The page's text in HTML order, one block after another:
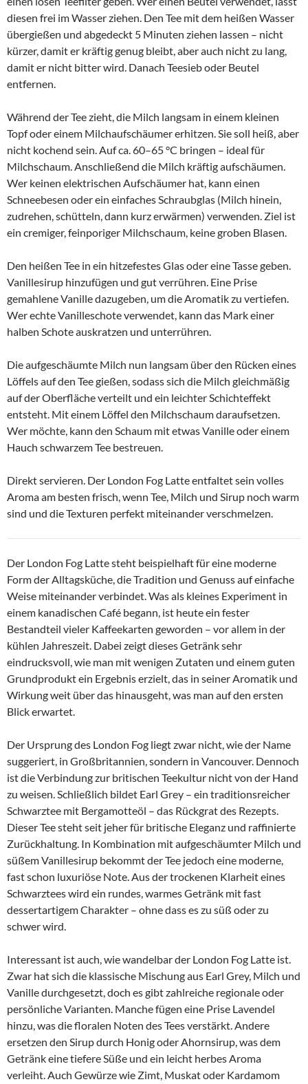
diesen frei im Wasser ziehen. Den Tee mit dem heißen Wasser
übergießen und abgedeckt 5 Minuten ziehen lassen – nicht
kürzer, damit er kräftig genug bleibt, aber auch nicht zu lang,
damit er nicht bitter wird. Danach Teesieb oder Beutel
entfernen.
Während der Tee zieht, die Milch langsam in einem kleinen
Topf oder einem Milchaufschäumer erhitzen. Sie soll heiß, aber
nicht kochend sein. Auf ca. 60–65 °C bringen – ideal für
Milchschaum. Anschließend die Milch kräftig aufschäumen.
Wer keinen elektrischen Aufschäumer hat, kann einen
Schneebesen oder ein einfaches Schraubglas (Milch hinein,
zudrehen, schütteln, dann kurz erwärmen) verwenden. Ziel ist
ein cremiger, feinporiger Milchschaum, keine groben Blasen.
Den heißen Tee in ein hitzefestes Glas oder eine Tasse geben.
Vanillesirup hinzufügen und gut verrühren. Eine Prise
gemahlene Vanille dazugeben, um die Aromatik zu vertiefen.
Wer echte Vanilleschote verwendet, kann das Mark einer
halben Schote auskratzen und unterrühren.
Die aufgeschäumte Milch nun langsam über den Rücken eines
Löffels auf den Tee gießen, sodass sich die Milch gleichmäßig
auf der Oberfläche verteilt und ein leichter Schichteffekt
entsteht. Mit einem Löffel den Milchschaum daraufsetzen.
Wer möchte, kann den Schaum mit etwas Vanille oder einem
Hauch schwarzem Tee bestreuen.
Direkt servieren. Der London Fog Latte entfaltet sein volles
Aroma am besten frisch, wenn Tee, Milch und Sirup noch warm
sind und die Texturen perfekt miteinander verschmelzen.
Der London Fog Latte steht beispielhaft für eine moderne
Form der Alltagsküche, die Tradition und Genuss auf einfache
Weise miteinander verbindet. Was als kleines Experiment in
einem kanadischen Café begann, ist heute ein fester
Bestandteil vieler Kaffeekarten geworden – vor allem in der
kühlen Jahreszeit. Dabei zeigt dieses Getränk sehr
eindrucksvoll, wie man mit wenigen Zutaten und einem guten
Grundprodukt ein Ergebnis erzielt, das in seiner Aromatik und
Wirkung weit über das hinausgeht, was man auf den ersten
Blick erwartet.
Der Ursprung des London Fog liegt zwar nicht, wie der Name
suggeriert, in Großbritannien, sondern in Vancouver. Dennoch
ist die Verbindung zur britischen Teekultur nicht von der Hand
zu weisen. Schließlich bildet Earl Grey – ein traditionsreicher
Schwarztee mit Bergamotteöl – das Rückgrat des Rezepts.
Dieser Tee steht seit jeher für britische Eleganz und raffinierte
Zurückhaltung. In Kombination mit aufgeschäumter Milch und
süßem Vanillesirup bekommt der Tee jedoch eine moderne,
fast schon luxuriöse Note. Aus der trockenen Klarheit eines
Schwarztees wird ein rundes, warmes Getränk mit fast
dessertartigem Charakter – ohne dass es zu süß oder zu
schwer wird.
Interessant ist auch, wie wandelbar der London Fog Latte ist.
Zwar hat sich die klassische Mischung aus Earl Grey, Milch und
Vanille durchgesetzt, doch es gibt zahlreiche regionale oder
persönliche Varianten. Manche fügen eine Prise Lavendel
hinzu, was die floralen Noten des Tees verstärkt. Andere
ersetzen den Sirup durch Honig oder Ahornsirup, was dem
Getränk eine tiefere Süße und ein leicht herbes Aroma
verleiht. Auch Gewürze wie Zimt, Muskat oder Kardamom